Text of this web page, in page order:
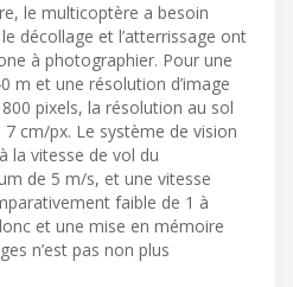
le multicoptère a besoin
décollage et l’atterrissage ont
à photographier. Pour une
m et une résolution d’image
pixels, la résolution au sol
7 cm/px. Le système de vision
la vitesse de vol du
de 5 m/s, et une vitesse
faible de 1 à
et une mise en mémoire
n’est pas non plus